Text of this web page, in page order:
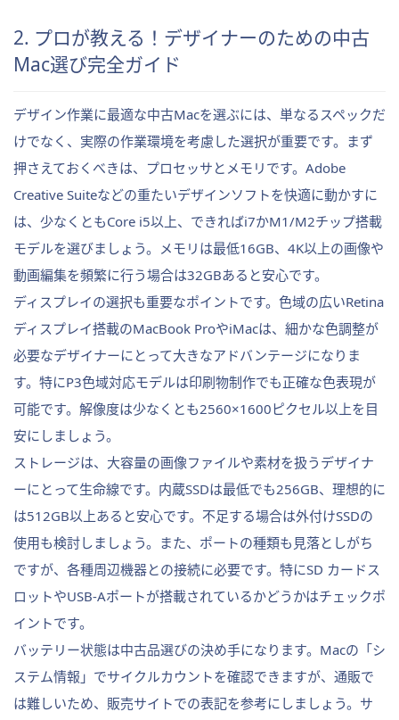
2. プロが教える！デザイナーのための中古
Mac選び完全ガイド
デザイン作業に最適な中古Macを選ぶには、単なるスペックだ
けでなく、実際の作業環境を考慮した選択が重要です。まず
押さえておくべきは、プロセッサとメモリです。Adobe
Creative Suiteなどの重たいデザインソフトを快適に動かすに
は、少なくともCore i5以上、できればi7かM1/M2チップ搭載
モデルを選びましょう。メモリは最低16GB、4K以上の画像や
動画編集を頻繁に行う場合は32GBあると安心です。
ディスプレイの選択も重要なポイントです。色域の広いRetina
ディスプレイ搭載のMacBook ProやiMacは、細かな色調整が
必要なデザイナーにとって大きなアドバンテージになりま
す。特にP3色域対応モデルは印刷物制作でも正確な色表現が
可能です。解像度は少なくとも2560×1600ピクセル以上を目
安にしましょう。
ストレージは、大容量の画像ファイルや素材を扱うデザイナ
ーにとって生命線です。内蔵SSDは最低でも256GB、理想的に
は512GB以上あると安心です。不足する場合は外付けSSDの
使用も検討しましょう。また、ポートの種類も見落としがち
ですが、各種周辺機器との接続に必要です。特にSD カードス
ロットやUSB-Aポートが搭載されているかどうかはチェックポ
イントです。
バッテリー状態は中古品選びの決め手になります。Macの「シ
ステム情報」でサイクルカウントを確認できますが、通販で
は難しいため、販売サイトでの表記を参考にしましょう。サ